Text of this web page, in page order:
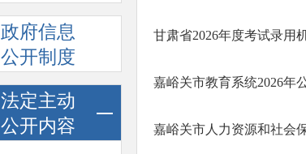
政府信息
公开制度
法定主动
公开内容
甘肃省2026年度考试录用
嘉峪关市教育系统2026年
嘉峪关市人力资源和社会